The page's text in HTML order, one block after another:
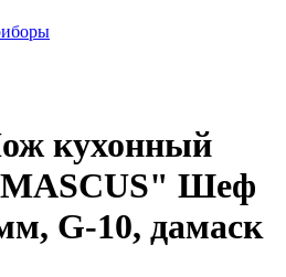
кухонный
Шеф
G-10, дамаск